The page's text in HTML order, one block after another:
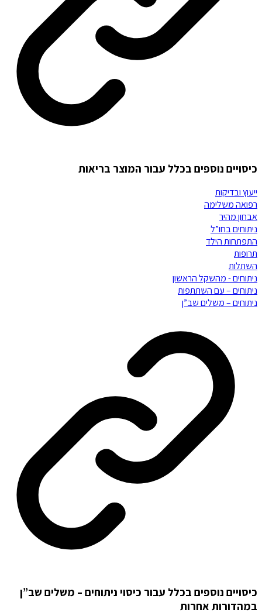
כיסויים נוספים בכלל עבור המוצר בריאות
ייעוץ ובדיקות
רפואה משלימה
אבחון מהיר
ניתוחים בחו”ל
התפתחות הילד
תרופות
השתלות
ניתוחים - מהשקל הראשון
ניתוחים – עם השתתפות
ניתוחים – משלים שב”ן
כיסויים נוספים בכלל עבור כיסוי ניתוחים – משלים שב”ן
במהדורות אחרות